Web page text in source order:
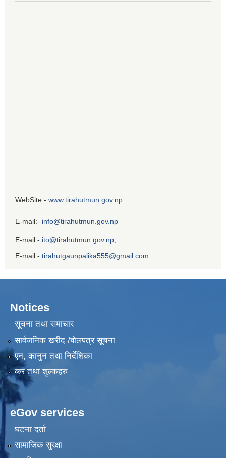
WebSite:- www.tirahutmun.gov.np
E-mail:- info@tirahutmun.gov.np
E-mail:- ito@tirahutmun.gov.np
E-mail:- tirahutgaunpalika555@gmail.com
Notices
सूचना तथा समाचार
सार्वजनिक खरीद /बोलपत्र सूचना
एन, कानुन तथा निर्देशिका
कर तथा शुल्कहरु
eGov services
घटना दर्ता
सामाजिक सुरक्षा